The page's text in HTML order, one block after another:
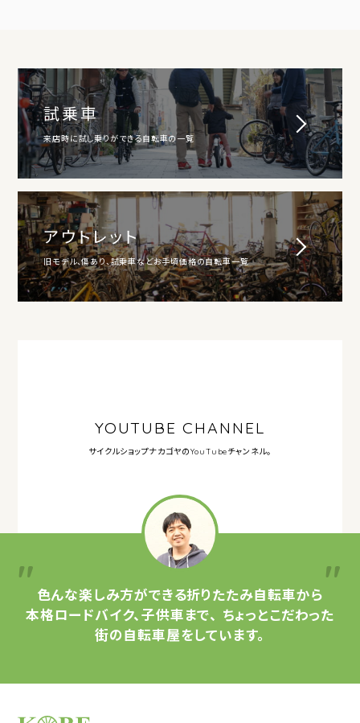
試乗車
来店時に試し乗りができる自転車の一覧
アウトレット
旧モデル、傷あり、試乗車などお手頃価格の自転車一覧
YOUTUBE CHANNEL
サイクルショップナカゴヤのYouTubeチャンネル。
色んな楽しみ方ができる折りたたみ自転車から
本格ロードバイク、子供車まで、 ちょっとこだわった
街の自転車屋をしています。